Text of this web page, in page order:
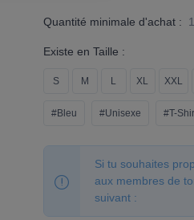
Quantité minimale d'achat : 1
Existe en Taille :
S M L XL XXL
#Bleu #Unisexe #T-
Si tu souhaites
aux membres de
suivant :